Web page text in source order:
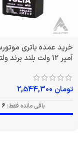
آمپر 12 ولت بلند برند ولتا
تومان
باقی مانده فقط: 6